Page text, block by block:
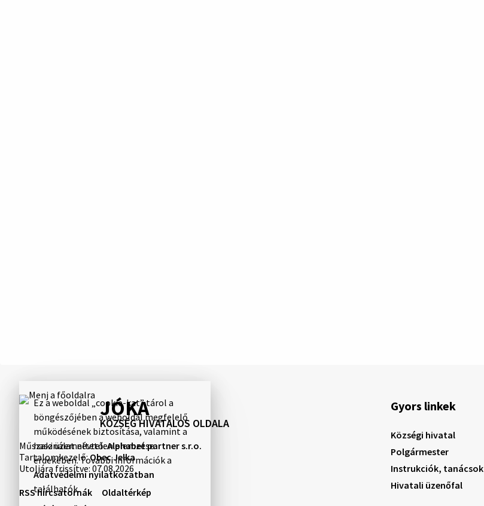
Ez a weboldal „cookie-kat” tárol a
böngészőjében a weboldal megfelelő
működésének biztosítása, valamint a
használat névtelen elemzése
érdekében. További információk a
Adatvédelmi nyilatkozatban
találhatók.
JÓKA
KÖZSÉG HIVATALOS OLDALA
Műszaki üzemeltető:Alphabet partner s.r.o.
Tartalomkezelő:Obec Jelka
Utoljára frissítve: 07.08.2026
RSS hírcsatornák
Oldaltérkép
Gyors linkek
Községi hivatal
Polgármester
Instrukciók, tanácsok
Hivatali üzenőfal